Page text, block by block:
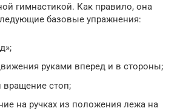
гимнастикой. Как правило, она
базовые упражнения:
руками вперед и в стороны;
вращение стоп;
на ручках из положения лежа на